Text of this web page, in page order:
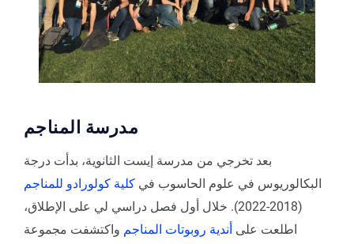
مدرسة المناجم
بعد تخرجي من مدرسة إيست الثانوية، بدأت درجة
البكالوريوس في علوم الحاسوب في كلية كولورادو للمناجم
(2018-2022). خلال أول فصل دراسي لي على الإطلاق،
اطلعت على أندية روبوتات المناجم واكتشفت مجموعة